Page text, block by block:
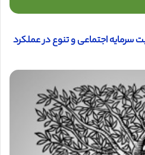
سرمايه اجتماعی و تنوع در عملکرد